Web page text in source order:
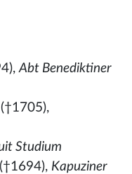
Abt Benediktiner
Studium
(†1694), Kapuziner